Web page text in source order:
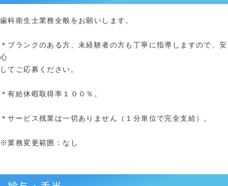
歯科衛生士業務全般をお願いします。
＊ブランクのある方、未経験者の方も丁寧に指導しますので、安
心
してご応募ください。
＊有給休暇取得率１００％。
＊サービス残業は一切ありません（１分単位で完全支給）。
※業務変更範囲：なし